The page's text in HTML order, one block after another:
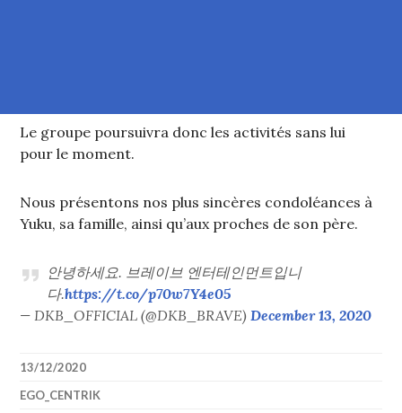
Le groupe poursuivra donc les activités sans lui
pour le moment.
Nous présentons nos plus sincères condoléances à
Yuku, sa famille, ainsi qu’aux proches de son père.
안녕하세요. 브레이브 엔터테인먼트입니
다.https://t.co/p70w7Y4e05
— DKB_OFFICIAL (@DKB_BRAVE)December 13, 2020
13/12/2020
EGO_CENTRIK